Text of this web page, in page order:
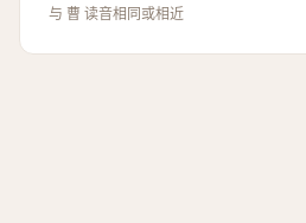
与 曹 读音相同或相近